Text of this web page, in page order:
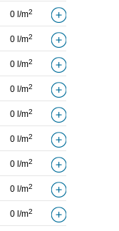
0 l/m2
0 l/m2
0 l/m2
0 l/m2
0 l/m2
0 l/m2
0 l/m2
0 l/m2
0 l/m2